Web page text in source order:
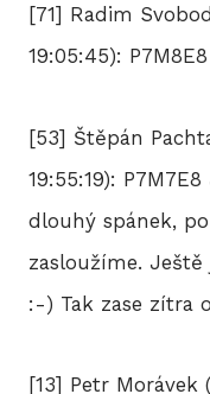
[71] Radim
19:05:45):
[53] Štěpán
19:55:19):
dlouhý spánek,
zasloužíme.
:-) Tak zase zítra
[13] Petr Morávek